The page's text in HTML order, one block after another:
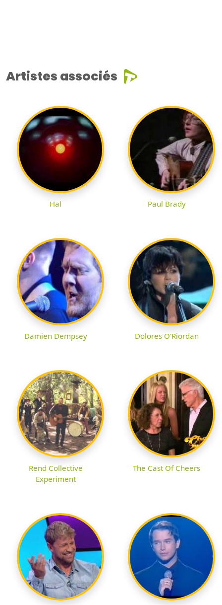
Artistes associés
Hal Paul Brady
Damien Dempsey Dolores O'Riordan
Rend Collective
Experiment
The Cast Of Cheers